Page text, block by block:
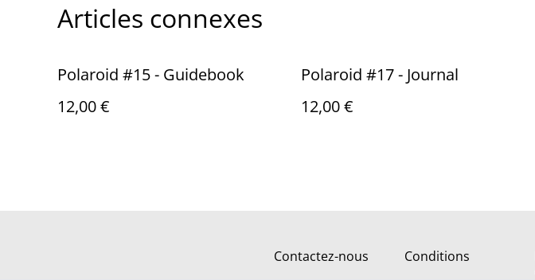
Articles connexes
Polaroid #15 - Guidebook
12,00 €
Polaroid #17 - Journal
12,00 €
Contactez-nous Conditions